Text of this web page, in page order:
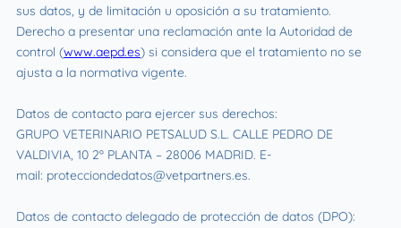
sus datos, y de limitación u oposición a su tratamiento.
Derecho a presentar una reclamación ante la Autoridad de
control (www.aepd.es) si considera que el tratamiento no se
ajusta a la normativa vigente.
Datos de contacto para ejercer sus derechos:
GRUPO VETERINARIO PETSALUD S.L. CALLE PEDRO DE
VALDIVIA, 10 2º PLANTA – 28006 MADRID. E-
mail: protecciondedatos@vetpartners.es.
Datos de contacto delegado de protección de datos (DPO):